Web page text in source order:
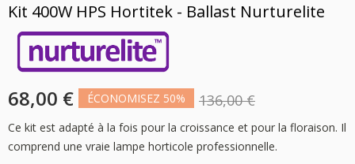
Kit 400W HPS Hortitek - Ballast Nurturelite
68,00 € ÉCONOMISEZ 50% 136,00 €
Ce kit est adapté à la fois pour la croissance et pour la floraison. Il
comprend une vraie lampe horticole professionnelle.